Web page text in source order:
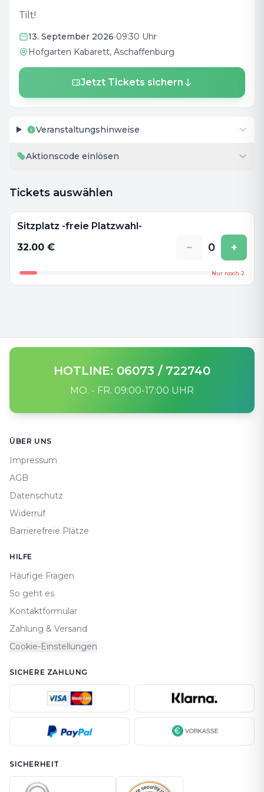
Tilt!
13. September 2026•09:30 Uhr
Hofgarten Kabarett, Aschaffenburg
Jetzt Tickets sichern
Veranstaltungshinweise
Aktionscode einlösen
Tickets auswählen
Sitzplatz -freie Platzwahl-
32.00 € − 0 +
Nur noch 2
HOTLINE: 06073 / 722740
MO. - FR. 09:00-17:00 UHR
ÜBER UNS
Impressum
AGB
Datenschutz
Widerruf
Barrierefreie Plätze
HILFE
Häufige Fragen
So geht es
Kontaktformular
Zahlung & Versand
Cookie-Einstellungen
SICHERE ZAHLUNG
SICHERHEIT